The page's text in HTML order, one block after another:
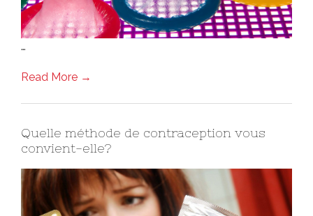
…
Read More →
Quelle méthode de contraception vous
convient-elle?